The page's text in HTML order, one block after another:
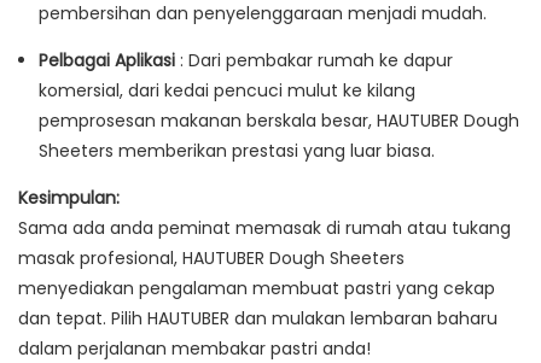
pembersihan dan penyelenggaraan menjadi mudah.
Pelbagai Aplikasi : Dari pembakar rumah ke dapur
komersial, dari kedai pencuci mulut ke kilang
pemprosesan makanan berskala besar, HAUTUBER Dough
Sheeters memberikan prestasi yang luar biasa.
Kesimpulan:
Sama ada anda peminat memasak di rumah atau tukang
masak profesional, HAUTUBER Dough Sheeters
menyediakan pengalaman membuat pastri yang cekap
dan tepat. Pilih HAUTUBER dan mulakan lembaran baharu
dalam perjalanan membakar pastri anda!